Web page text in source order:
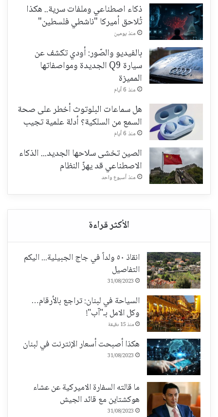
ذكاء اصطناعي وملفات سرية.. هكذا
تُلاحق أميركا "ناشطي فلسطين"
منذ يومين
بالفيديو والصّور: أودي تكشف عن
سيارة Q9 الجديدة ومواصفاتها
المميزة
منذ 6 أيام
هل سماعات البلوتوث أخطر على صحة
السمع من السلكية؟ أدلة علمية تجيب
منذ 6 أيام
الصين تخشى سلاحها الجديد... الذكاء
الاصطناعي قد يهزّ النظام
منذ أسبوع واحد
انقاذ ٥٠ ولداً في جاج الجبيلية... اليكم
التفاصيل
31/08/2023
السياحة في لبنان: تراجع بالأرقام…
وكل الامل بـ"آب"!
منذ 15 دقيقة
هكذا أصبحت أسعار الإنترنت في لبنان
31/08/2023
ما قالته السفارة الاميركية عن عشاء
هوكشتاين مع قائد الجيش
31/08/2023